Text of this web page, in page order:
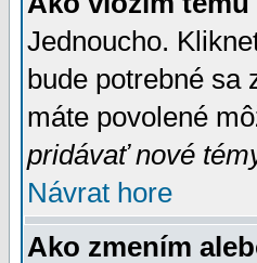
Jednoucho.
bude potrebné
máte povolené
pridávať nové
Návrat hore
Ako zmením